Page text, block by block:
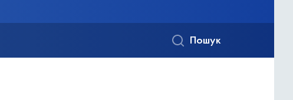
Пошук